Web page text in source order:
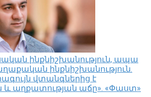
ինքնիշխանություն, ապա
ինքնիշխանություն.
վտանգներից է
և աղքատության աճը». «Փաստ»